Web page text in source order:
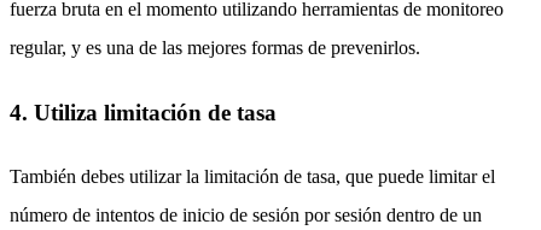
fuerza bruta en el momento utilizando herramientas de monitoreo
regular, y es una de las mejores formas de prevenirlos.
4. Utiliza limitación de tasa
También debes utilizar la limitación de tasa, que puede limitar el
número de intentos de inicio de sesión por sesión dentro de un